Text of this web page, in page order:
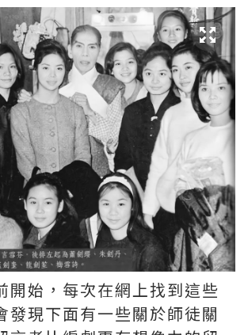
開始，每次在網上找到這些
發現下面有一些關於師徒關